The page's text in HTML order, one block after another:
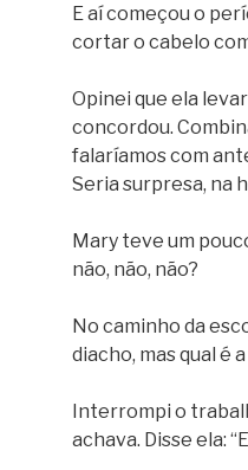
E aí começou o
cortar o cabelo
Opinei que ela
concordou.
falaríamos com
Seria surpresa, na
Mary teve um
não, não, não?
No caminho da
diacho, mas qual é
Interrompi o
achava. Disse ela: